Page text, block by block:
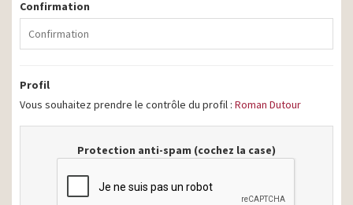
Confirmation
Profil
Vous souhaitez prendre le contrôle du profil : Roman Dutour
Protection anti-spam (cochez la case)